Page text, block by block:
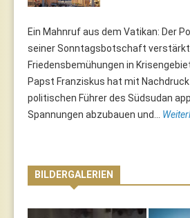
Ein Mahnruf aus dem Vatikan: Der
seiner Sonntagsbotschaft
Friedensbemühungen in
Papst Franziskus hat mit Nachdruck
politischen Führer des Südsudan
Spannungen abzubauen und...
BILDERGALERIEN